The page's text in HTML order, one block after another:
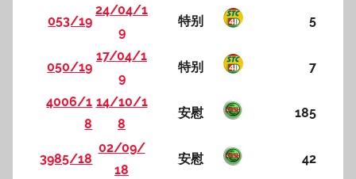
053/19
24/04/1
9
特别 5
050/19
17/04/1
9
特别 7
4006/1
8
14/10/1
8
安慰 185
3985/18
02/09/
18
安慰 42